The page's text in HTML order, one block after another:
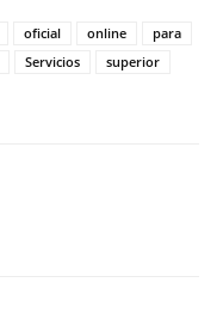
oficial online
para
Servicios
superior